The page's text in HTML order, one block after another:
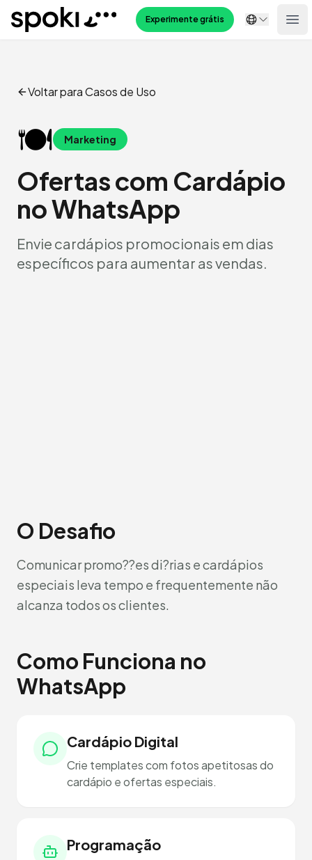
Spoki Experimente grátis
Voltar para Casos de Uso
🍽️ Marketing
Ofertas com Cardápio
no WhatsApp
Envie cardápios promocionais em dias
específicos para aumentar as vendas.
O Desafio
Comunicar promo??es di?rias e cardápios
especiais leva tempo e frequentemente não
alcanza todos os clientes.
Como Funciona no
WhatsApp
Cardápio Digital
Crie templates com fotos apetitosas do
cardápio e ofertas especiais.
Programação